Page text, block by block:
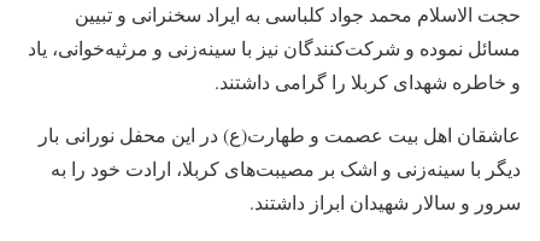
حجت الاسلام محمد جواد کلباسی به ایراد سخنرانی و تبیین
مسائل نموده و شرکت‌کنندگان نیز با سینه‌زنی و مرثیه‌خوانی، یاد
و خاطره شهدای کربلا را گرامی داشتند.
عاشقان اهل بیت عصمت و طهارت(ع) در این محفل نورانی بار
دیگر با سینه‌زنی و اشک بر مصیبت‌های کربلا، ارادت خود را به
سرور و سالار شهیدان ابراز داشتند.